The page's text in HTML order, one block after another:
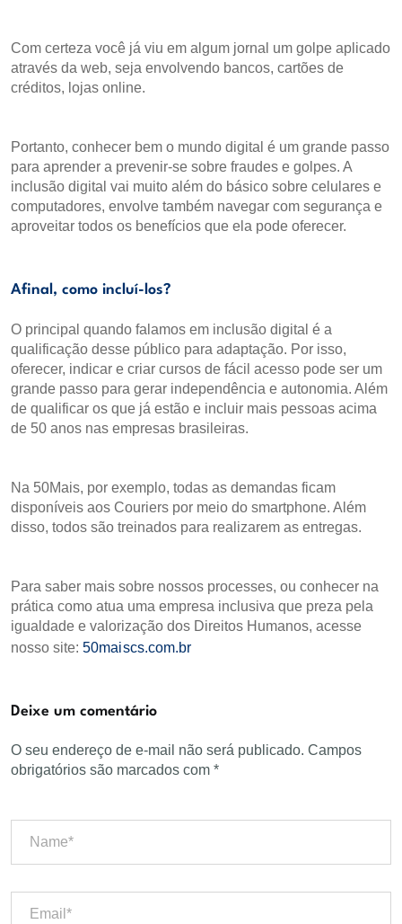
Com certeza você já viu em algum jornal um golpe aplicado
através da web, seja envolvendo bancos, cartões de
créditos, lojas online.
Portanto, conhecer bem o mundo digital é um grande passo
para aprender a prevenir-se sobre fraudes e golpes. A
inclusão digital vai muito além do básico sobre celulares e
computadores, envolve também navegar com segurança e
aproveitar todos os benefícios que ela pode oferecer.
Afinal, como incluí-los?
O principal quando falamos em inclusão digital é a
qualificação desse público para adaptação. Por isso,
oferecer, indicar e criar cursos de fácil acesso pode ser um
grande passo para gerar independência e autonomia. Além
de qualificar os que já estão e incluir mais pessoas acima
de 50 anos nas empresas brasileiras.
Na 50Mais, por exemplo, todas as demandas ficam
disponíveis aos Couriers por meio do smartphone. Além
disso, todos são treinados para realizarem as entregas.
Para saber mais sobre nossos processes, ou conhecer na
prática como atua uma empresa inclusiva que preza pela
igualdade e valorização dos Direitos Humanos, acesse
nosso site: 50maiscs.com.br
Deixe um comentário
O seu endereço de e-mail não será publicado. Campos
obrigatórios são marcados com *